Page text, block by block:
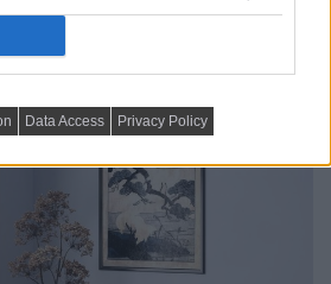
Data Access Privacy Policy